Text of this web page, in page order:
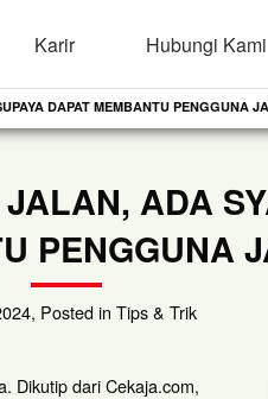
Karir Hubungi Kami
DAPAT MEMBANTU PENGGUNA
ADA
Posted in Tips & Trik
Dikutip dari Cekaja.com,